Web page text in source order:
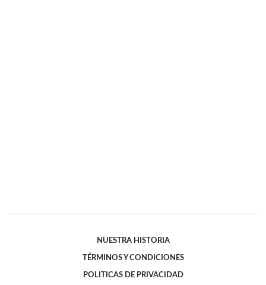
NUESTRA HISTORIA
TÉRMINOS Y CONDICIONES
POLITICAS DE PRIVACIDAD